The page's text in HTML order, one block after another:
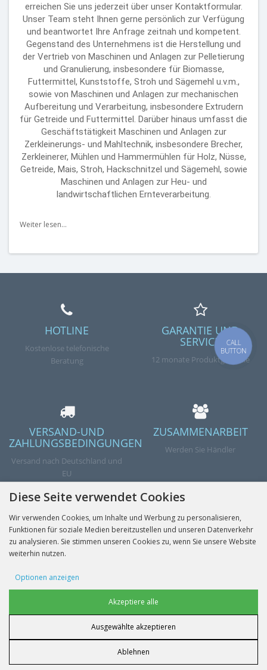
erreichen Sie uns jederzeit über unser Kontaktformular.
Unser Team steht Ihnen gerne persönlich zur Verfügung
und beantwortet Ihre Anfrage zeitnah und kompetent.
Gegenstand des Unternehmens ist die Herstellung und
der Vertrieb von Maschinen und Anlagen zur Pelletierung
und Granulierung, insbesondere für Biomasse,
Futtermittel, Kunststoffe, Stroh und Sägemehl u.v.m.,
sowie von Maschinen und Anlagen zur mechanischen
Aufbereitung und Verarbeitung, insbesondere Extrudern
für Getreide und Futtermittel. Darüber hinaus umfasst die
Geschäftstätigkeit Maschinen und Anlagen zur
Zerkleinerungs- und Mahltechnik, insbesondere Brecher,
Zerkleinerer, Mühlen und Hammermühlen für Holz, Nüsse,
Getreide, Mais, Stroh, Hackschnitzel und Sägemehl, sowie
Maschinen und Anlagen zur Heu- und
landwirtschaftlichen Ernteverarbeitung.
Weiter lesen...
HOTLINE
Kostenlose telefonische
Beratung
GARANTIE UND
SERVICE
12 monate Produktgarantie
VERSAND-UND
ZAHLUNGSBEDINGUNGEN
Versand nach Deutschland und
EU
ZUSAMMENARBEIT
Werden Sie Händler
Abschicken
Diese Seite verwendet Cookies
Wir verwenden Cookies, um Inhalte und Werbung zu personalisieren,
Funktionen für soziale Medien bereitzustellen und unseren Datenverkehr
zu analysieren. Sie stimmen unseren Cookies zu, wenn Sie unsere Website
weiterhin nutzen.
Optionen anzeigen
Benutzerdaten-Cookies
Personalisierung von Werbung
Akzeptiere alle
Ausgewählte akzeptieren
Ablehnen
CALL
BUTTON